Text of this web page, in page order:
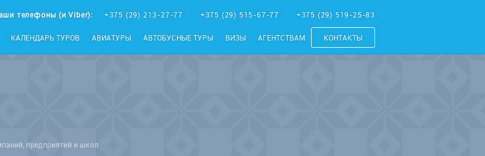
телефоны (и Viber): +375 (29) 213-27-77 +375 (29) 515-67-77 +375 (29) 519-25-83
КАЛЕНДАРЬ ТУРОВ АВИАТУРЫ АВТОБУСНЫЕ ТУРЫ ВИЗЫ АГЕНТСТВАМ КОНТАКТЫ
предприятий и школ